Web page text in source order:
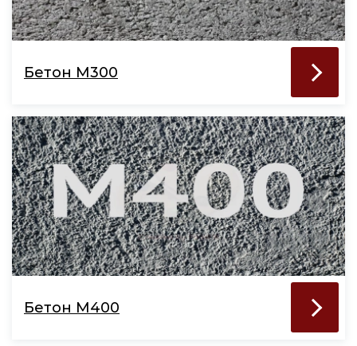
Бетон М300
Бетон М400